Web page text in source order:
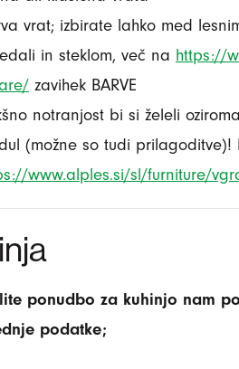
vrat; izbirate lahko med
in steklom, več na https://
zavihek BARVE
notranjost bi si želeli
(možne so tudi prilagoditve)!
www.alples.si/sl/furniture/
ponudbo za kuhinjo nam
podatke;